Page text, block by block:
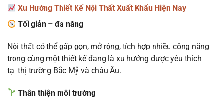
Xu Hướng Thiết Kế Nội Thất Xuất Khẩu Hiện Nay
Tối giản – đa năng
Nội thất có thể gấp gọn, mở rộng, tích hợp nhiều công năng
trong cùng một thiết kế đang là xu hướng được yêu thích
tại thị trường Bắc Mỹ và châu Âu.
Thân thiện môi trường